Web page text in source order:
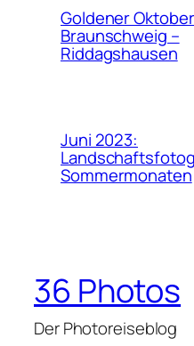
Goldener
Braunschweig –
Riddagshausen
Juni 2023:
Sommermonaten
36 Photos
Der Photoreiseblog